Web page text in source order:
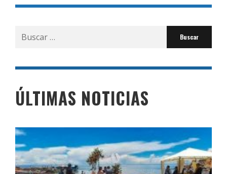
Buscar
por:
ÚLTIMAS NOTICIAS